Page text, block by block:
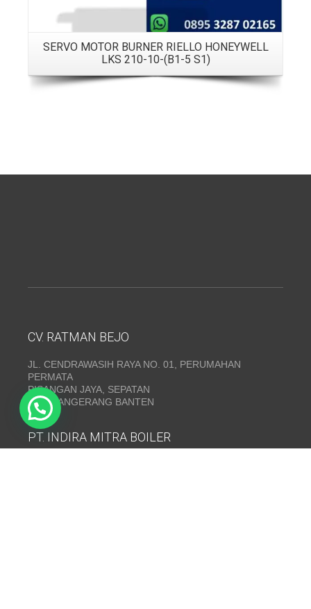
SERVO MOTOR BURNER RIELLO HONEYWELL
LKS 210-10-(B1-5 S1)
CV. RATMAN BEJO
JL. CENDRAWASIH RAYA NO. 01, PERUMAHAN
PERMATA
PISANGAN JAYA, SEPATAN
KAB. TANGERANG BANTEN
PT. INDIRA MITRA BOILER